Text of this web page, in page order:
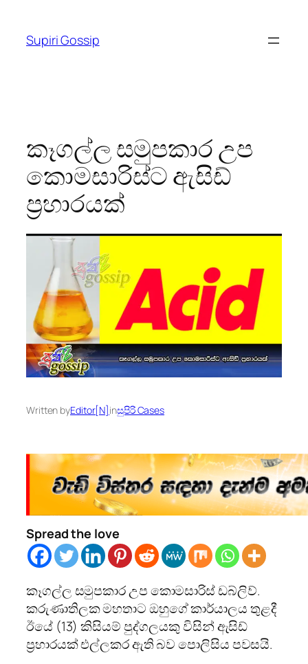
content
Supiri Gossip
කෑගල්ල සමුපකාර උප
කොමසාරිස්‌ට ඇසිඩ්
ප්‍රහාරයක්‌
Written byEditor[N] inසුපිරි Cases
Spread the love
කෑගල්ල සමුපකාර උප කොමසාරිස්‌ ඩබ්ලිව්.
කරුණාතිලක මහතාට ඔහුගේ කාර්යාලය තුළදී
ඊයේ (13) කිසියම් පුද්ගලයකු විසින් ඇසිඩ්
ප්‍රහාරයක්‌ එල්ලකර ඇති බව පොලිසිය පවසයි.